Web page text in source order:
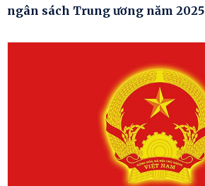
ngân sách Trung ương năm 2025